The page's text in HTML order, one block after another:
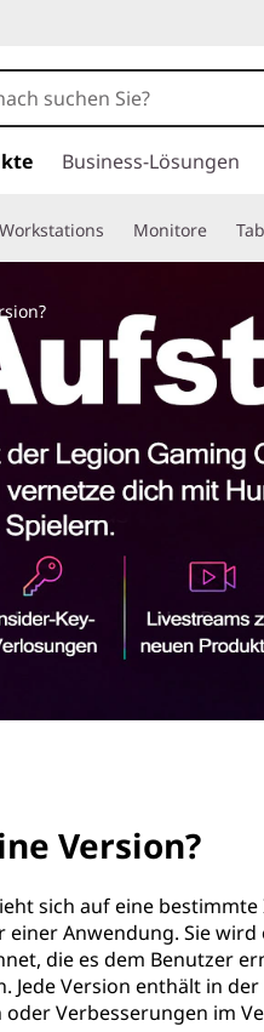
Business-Lösungen
Workstations Monitore
Version?
sich auf eine
einer Anwendung. Sie
die es dem Benutzer
Jede Version enthält in
oder Verbesserungen im